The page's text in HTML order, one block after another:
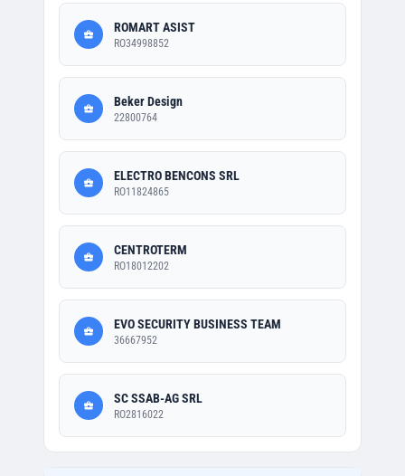
ROMART ASIST
RO34998852
Beker Design
22800764
ELECTRO BENCONS SRL
RO11824865
CENTROTERM
RO18012202
EVO SECURITY BUSINESS TEAM
36667952
SC SSAB-AG SRL
RO2816022